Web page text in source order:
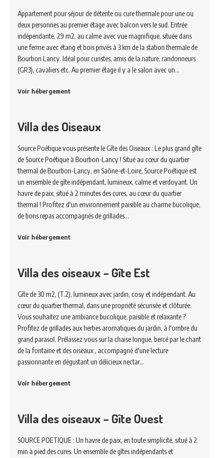
Appartement pour séjour de détente ou cure thermale pour une ou
deux personnes au premier étage avec balcon vers le sud. Entrée
indépendante, 29 m2, au calme avec vue magnifique, située dans
une ferme avec étang et bois privés à 3 km de la station thermale de
Bourbon Lancy. Idéal pour curistes, amis de la nature, randonneurs
(GR3), cavaliers etc. Au premier étage il y a le salon avec un…
Voir hébergement
Villa des Oiseaux
Source Poétique vous présente le Gîte des Oiseaux : Le plus grand gîte
de Source Poétique à Bourbon-Lancy ! Situé au cœur du quartier
thermal de Bourbon-Lancy, en Saône-et-Loire, Source Poétique est
un ensemble de gîte indépendant, lumineux, calme et verdoyant. Un
havre de paix, situé à 2 minutes des cures, au cœur du quartier
thermal ! Profitez d'un environnement paisible au charme bucolique,
de bons repas accompagnés de grillades…
Voir hébergement
Villa des oiseaux – Gîte Est
Gîte de 30 m2, (T.2), lumineux avec jardin, cosy et indépendant. Au
cœur du quartier thermal, dans une propriété sécurisée et clôturée.
Vous souhaitez une ambiance bucolique, paisible et relaxante ?
Profitez de grillades aux herbes aromatiques du jardin, à l'ombre du
grand parasol. Prélassez vous sur la chaise longue, bercé par le chant
de la fontaine et des oiseaux , accompagné d'une lecture
passionnante en dégustant un délicieux nectar…
Voir hébergement
Villa des oiseaux – Gîte Ouest
SOURCE POETIQUE : Un havre de paix, en toute simplicité, situé à 2
min à pied des cures. Un ensemble de gîtes indépendants et